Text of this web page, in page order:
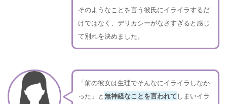
そのようなことを言う彼氏にイライラするだ
けではなく、デリカシーがなさすぎると感じ
て別れを決めました。
「前の彼女は生理でそんなにイライラしなか
った」と無神経なことを言われてしまいイラ